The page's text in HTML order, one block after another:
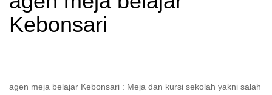
Kebonsari
agen meja belajar Kebonsari : Meja dan kursi sekolah yakni salah